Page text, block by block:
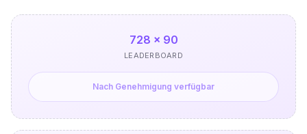
728 × 90
LEADERBOARD
Nach Genehmigung verfügbar